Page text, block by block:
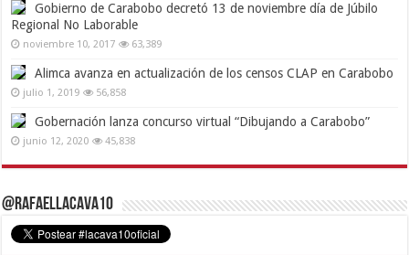
Gobierno de Carabobo decretó 13 de noviembre día de Júbilo
Regional No Laborable
noviembre 10, 2017 63,389
Alimca avanza en actualización de los censos CLAP en Carabobo
julio 1, 2019 56,858
Gobernación lanza concurso virtual “Dibujando a Carabobo”
junio 12, 2020 45,838
@RafaelLacava10